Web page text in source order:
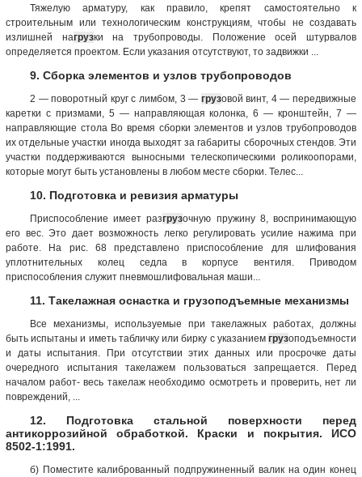
Тяжелую арматуру, как правило, крепят самостоятельно к
строительным или технологическим конструкциям, чтобы не создавать
излишней нагрузки на трубопроводы. Положение осей штурвалов
определяется проектом. Если указания отсутствуют, то задвижки ...
9. Сборка элементов и узлов трубопроводов
2 — поворотный круг с лимбом, 3 — грузовой винт, 4 — передвижные
каретки с призмами, 5 — направляющая колонка, 6 — кронштейн, 7 —
направляющие стола Во время сборки элементов и узлов трубопроводов
их отдельные участки иногда выходят за габариты сборочных стендов. Эти
участки поддерживаются выносными телескопическими роликоопорами,
которые могут быть установлены в любом месте сборки. Телес...
10. Подготовка и ревизия арматуры
Приспособление имеет разгрузочную пружину 8, воспринимающую
его вес. Это дает возможность легко регулировать усилие нажима при
работе. На рис. 68 представлено приспособление для шлифования
уплотнительных колец седла в корпусе вентиля. Приводом
приспособления служит пневмошлифовальная маши...
11. Такелажная оснастка и грузоподъемные механизмы
Все механизмы, используемые при такелажных работах, должны
быть испытаны и иметь табличку или бирку с указанием грузоподъемности
и даты испытания. При отсутствии этих данных или просрочке даты
очередного испытания такелажем пользоваться запрещается. Перед
началом работ- весь такелаж необходимо осмотреть и проверить, нет ли
повреждений, ...
12. Подготовка стальной поверхности перед
антикоррозийной обработкой. Краски и покрытия. ИСО
8502-1:1991.
б) Поместите калиброванный подпружиненный валик на один конец